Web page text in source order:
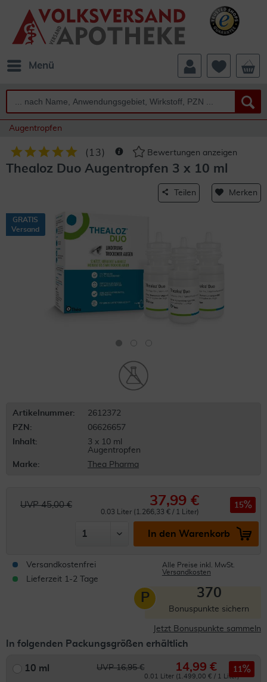
Menü
Augentropfen
( 13) Bewertungen anzeigen
Thealoz Duo Augentropfen 3 x 10 ml
Teilen Merken
GRATIS
Versand
Artikelnummer:
2612372
PZN:
06626657
Inhalt:
3 x 10 ml
Augentropfen
Marke:
Thea Pharma
UVP 45,00 € 37,99 €
0.03 Liter (1.266,33 € / 1 Liter)
15
In den Warenkorb
Versandkostenfrei
Lieferzeit 1-2 Tage
Alle Preise inkl. MwSt.
Versandkosten
P 370
Bonuspunkte sichern
Jetzt Bonuspunkte sammeln
In folgenden Packungsgrößen erhältlich
10 ml UVP 16,95 € 14,99 €
0.01 Liter (1.499,00 € / 1 Liter)
11